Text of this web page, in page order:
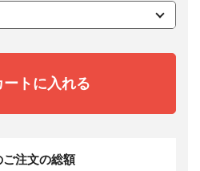
ートに入れる
ご注文の総額